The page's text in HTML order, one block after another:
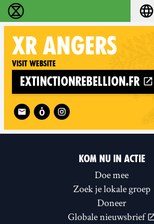
Extinction Rebellion - Home
XR ANGERS
Visit website
extinctionrebellion.fr
Follow XR Angers on
KOM NU IN ACTIE
Doe mee
Zoek je lokale groep
Doneer
Globale nieuwsbrief